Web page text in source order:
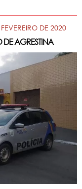
DE 2020
AGRESTINA